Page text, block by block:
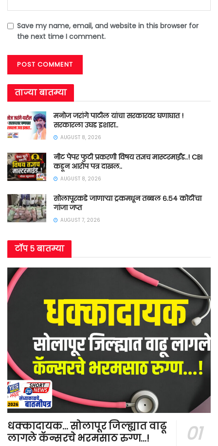
Save my name, email, and website in this browser for
the next time I comment.
ताज्या बातम्या
मनोज जरांगे पाटील यांचा सरकारवर घणाघात !
सरकारला उघड इशारा..
AUGUST 8, 2026
नीट पेपर फुटी प्रकरणी विषय तज्ञच मास्टरमाईंड..! CBI
कडून आरोप पत्र दाखल..
AUGUST 8, 2026
सोलापूरकडे जाणाऱ्या ट्रकमधून तब्बल ६.५४ कोटींचा
गांजा जप्त
AUGUST 7, 2026
टॉप ५ बातम्या
धक्कादायक… सोलापूर जिल्ह्यात वाढू
लागले कॅन्सरचे भरमसाठ रुग्ण…!